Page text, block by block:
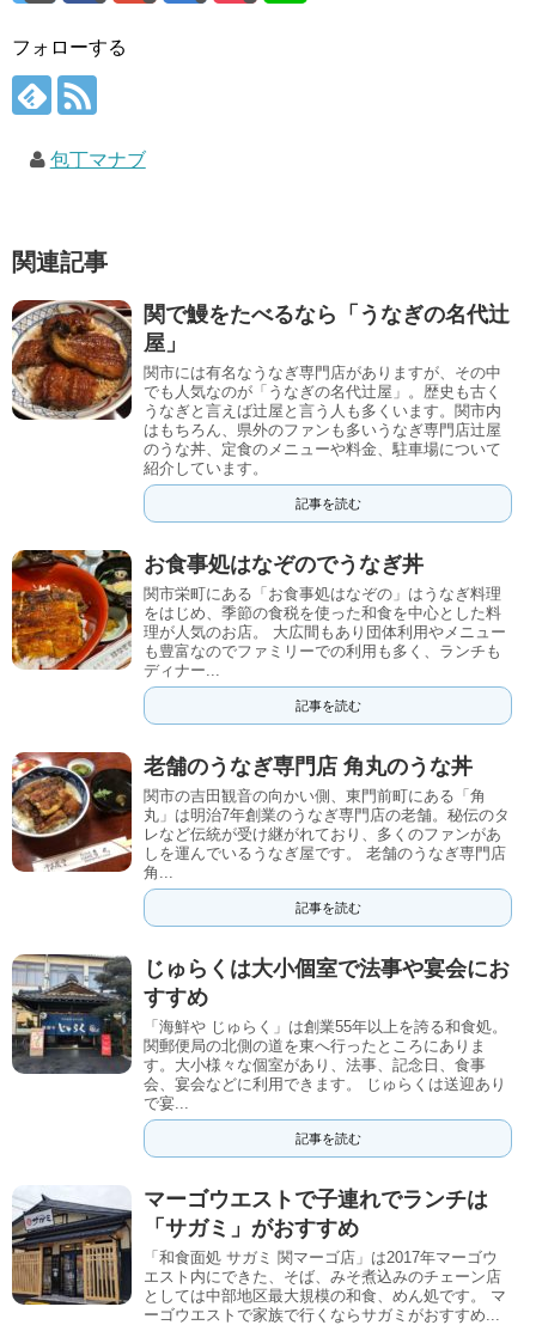
フォローする
包丁マナブ
関連記事
関で鰻をたべるなら「うなぎの名代辻
屋」
関市には有名なうなぎ専門店がありますが、その中
でも人気なのが「うなぎの名代辻屋」。歴史も古く
うなぎと言えば辻屋と言う人も多くいます。関市内
はもちろん、県外のファンも多いうなぎ専門店辻屋
のうな丼、定食のメニューや料金、駐車場について
紹介しています。
記事を読む
お食事処はなぞのでうなぎ丼
関市栄町にある「お食事処はなぞの」はうなぎ料理
をはじめ、季節の食税を使った和食を中心とした料
理が人気のお店。 大広間もあり団体利用やメニュー
も豊富なのでファミリーでの利用も多く、ランチも
ディナー...
記事を読む
老舗のうなぎ専門店 角丸のうな丼
関市の吉田観音の向かい側、東門前町にある「角
丸」は明治7年創業のうなぎ専門店の老舗。秘伝のタ
レなど伝統が受け継がれており、多くのファンがあ
しを運んでいるうなぎ屋です。 老舗のうなぎ専門店
角...
記事を読む
じゅらくは大小個室で法事や宴会にお
すすめ
「海鮮や じゅらく」は創業55年以上を誇る和食処。
関郵便局の北側の道を東へ行ったところにありま
す。大小様々な個室があり、法事、記念日、食事
会、宴会などに利用できます。 じゅらくは送迎あり
で宴...
記事を読む
マーゴウエストで子連れでランチは
「サガミ」がおすすめ
「和食面処 サガミ 関マーゴ店」は2017年マーゴウ
エスト内にできた、そば、みそ煮込みのチェーン店
としては中部地区最大規模の和食、めん処です。 マ
ーゴウエストで家族で行くならサガミがおすすめ...